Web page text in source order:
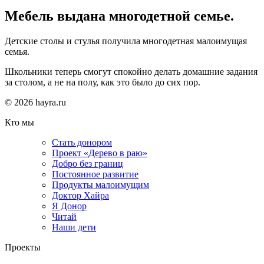
Мебель выдана многодетной семье.
Детские столы и стулья получила многодетная малоимущая
семья.
Школьники теперь смогут спокойно делать домашние задания
за столом, а не на полу, как это было до сих пор.
© 2026 hayra.ru
Кто мы
Стать донором
Проект «Дерево в раю»
Добро без границ
Постоянное развитие
Продукты малоимущим
Доктор Хайра
Я Донор
Читай
Наши дети
Проекты